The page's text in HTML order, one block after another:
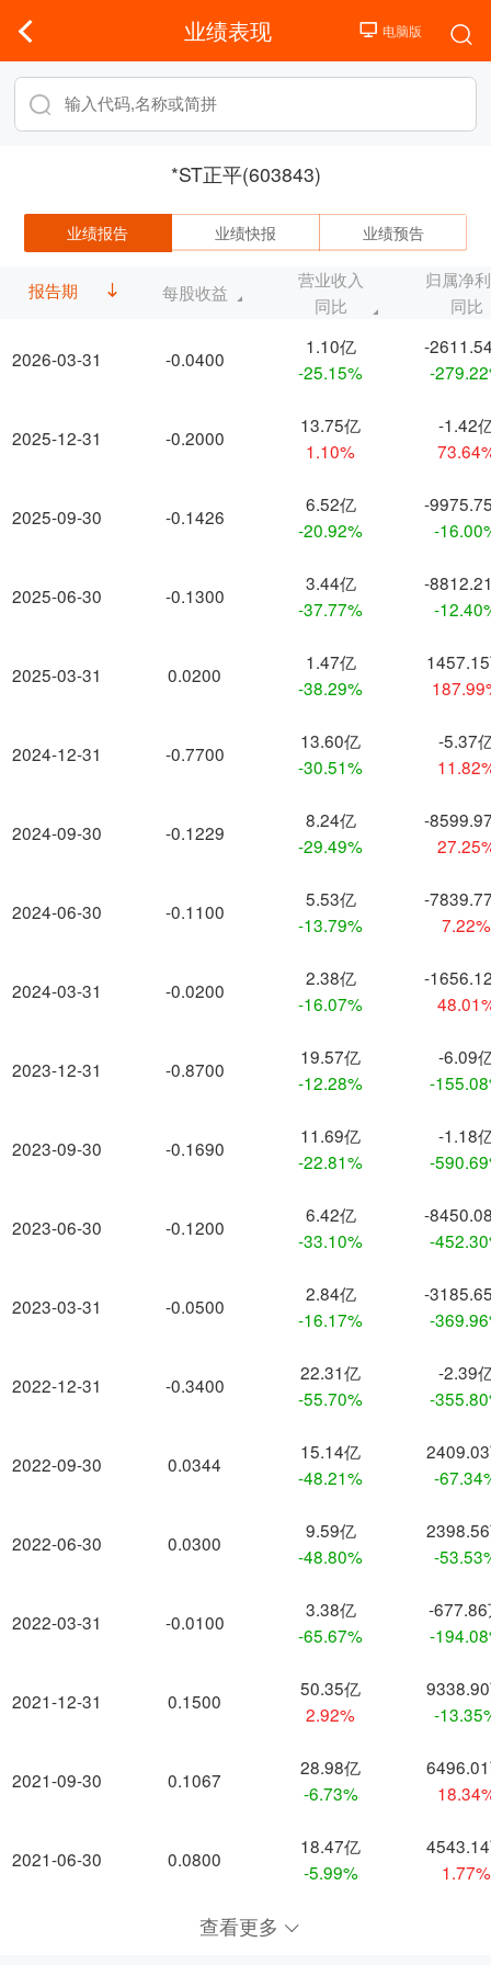
业绩表现
*ST正平(603843)
业绩报告 业绩快报 业绩预告
报告期
2026-03-31
2025-12-31
2025-09-30
2025-06-30
2025-03-31
2024-12-31
2024-09-30
2024-06-30
2024-03-31
2023-12-31
2023-09-30
2023-06-30
2023-03-31
2022-12-31
2022-09-30
2022-06-30
2022-03-31
2021-12-31
2021-09-30
2021-06-30
每股收益
营业收入
同比
归属净
同比
-0.0400
1.10亿
-25.15%
-
-
-0.2000
13.75亿
1.10%
-1.42
-0.1426
6.52亿
-20.92%
-
-
-0.1300
3.44亿
-37.77%
-
-
0.0200
1.47亿
-38.29%
-0.7700
13.60亿
-30.51%
-5.37
-0.1229
8.24亿
-29.49%
-
-0.1100
5.53亿
-13.79%
-
7.22%
-0.0200
2.38亿
-16.07%
-
-0.8700
19.57亿
-12.28%
-6.09
-
-0.1690
11.69亿
-22.81%
-1.18
-
-0.1200
6.42亿
-33.10%
-
-
-0.0500
2.84亿
-16.17%
-
-
-0.3400
22.31亿
-55.70%
-2.39
-
0.0344
15.14亿
-48.21%
-
0.0300
9.59亿
-48.80%
-
-0.0100
3.38亿
-65.67%
-
-
0.1500
50.35亿
2.92%
-
0.1067
28.98亿
-6.73%
0.0800
18.47亿
-5.99%
1.77%
查看更多